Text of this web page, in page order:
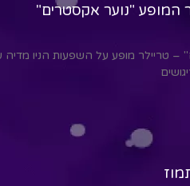
המופע "נוער אקסטרים"
– טריילר מופע על השפעות הניו